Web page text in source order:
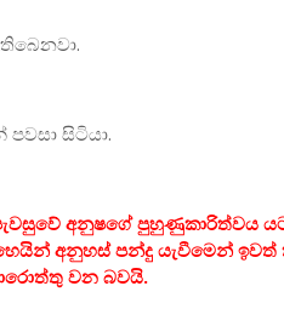
සිටියා.
අනුෂගේ පුහුණුකාරිත්වය
අනුහස් පන්දු යැවීමෙන් ඉවත්
වන බවයි.